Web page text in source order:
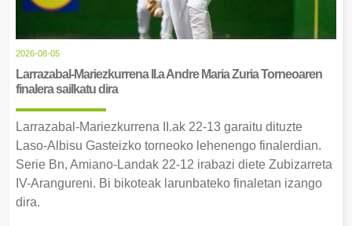
2026-08-05
Larrazabal-Mariezkurrena II.a Andre Maria Zuria Torneoaren
finalera sailkatu dira
Larrazabal-Mariezkurrena II.ak 22-13 garaitu dituzte
Laso-Albisu Gasteizko torneoko lehenengo finalerdian.
Serie Bn, Amiano-Landak 22-12 irabazi diete Zubizarreta
IV-Arangureni. Bi bikoteak larunbateko finaletan izango
dira.